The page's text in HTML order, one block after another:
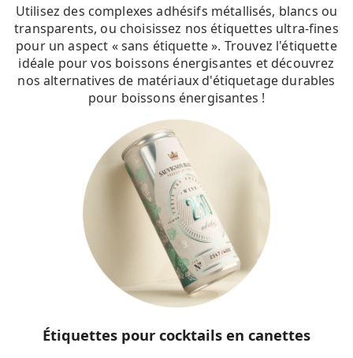
Utilisez des complexes adhésifs métallisés, blancs ou
transparents, ou choisissez nos étiquettes ultra-fines
pour un aspect « sans étiquette ». Trouvez l'étiquette
idéale pour vos boissons énergisantes et découvrez
nos alternatives de matériaux d'étiquetage durables
pour boissons énergisantes !
Étiquettes pour cocktails en canettes